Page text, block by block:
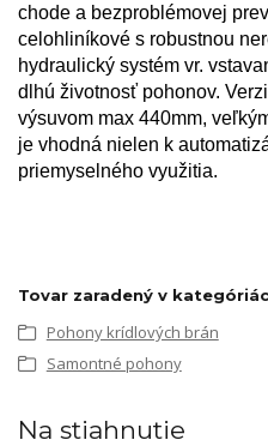
chode a bezproblémovej
celohliníkové s robustnou
hydraulický systém vr.
dlhú životnosť pohonov.
výsuvom max 440mm,
je vhodná nielen k
priemyselného využitia.
Tovar zaradený v
Pohony krídlových brán
Samontné pohony
Na stiahnutie